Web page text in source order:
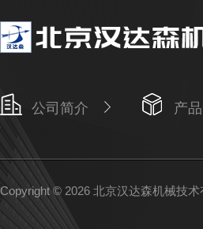
公司简介 产
Copyright © 2026 北京汉达森机械技